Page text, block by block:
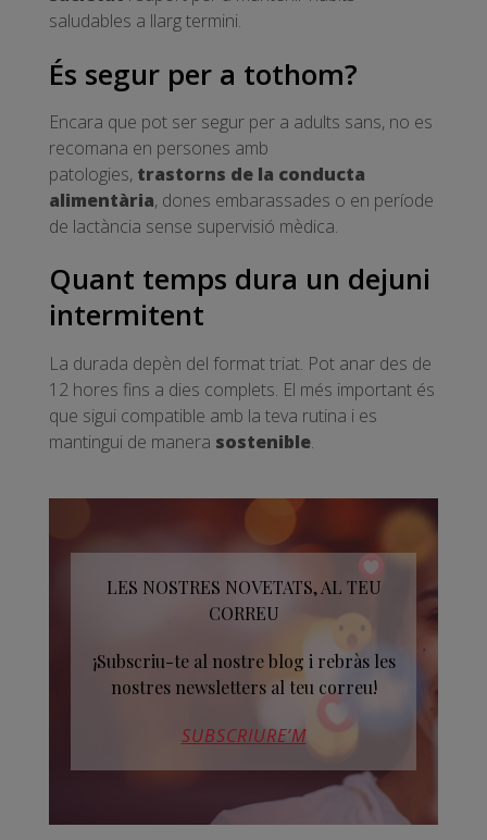
saludables a llarg termini.
És segur per a tothom?
Encara que pot ser segur per a adults sans, no es
recomana en persones amb
patologies, trastorns de la conducta
alimentària, dones embarassades o en període
de lactància sense supervisió mèdica.
Quant temps dura un dejuni
intermitent
La durada depèn del format triat. Pot anar des de
12 hores fins a dies complets. El més important és
que sigui compatible amb la teva rutina i es
mantingui de manera sostenible.
LES NOSTRES NOVETATS, AL TEU
CORREU
¡Subscriu-te al nostre blog i rebràs les
nostres newsletters al teu correu!
SUBSCRIURE’M